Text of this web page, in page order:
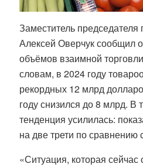
Заместитель председателя
Алексей Оверчук сообщил
объёмов взаимной
словам, в 2024 году
рекордных 12 млрд
году снизился до 8 млрд. В
тенденция усилилась:
на две трети по сравнению
«Ситуация, которая сейчас